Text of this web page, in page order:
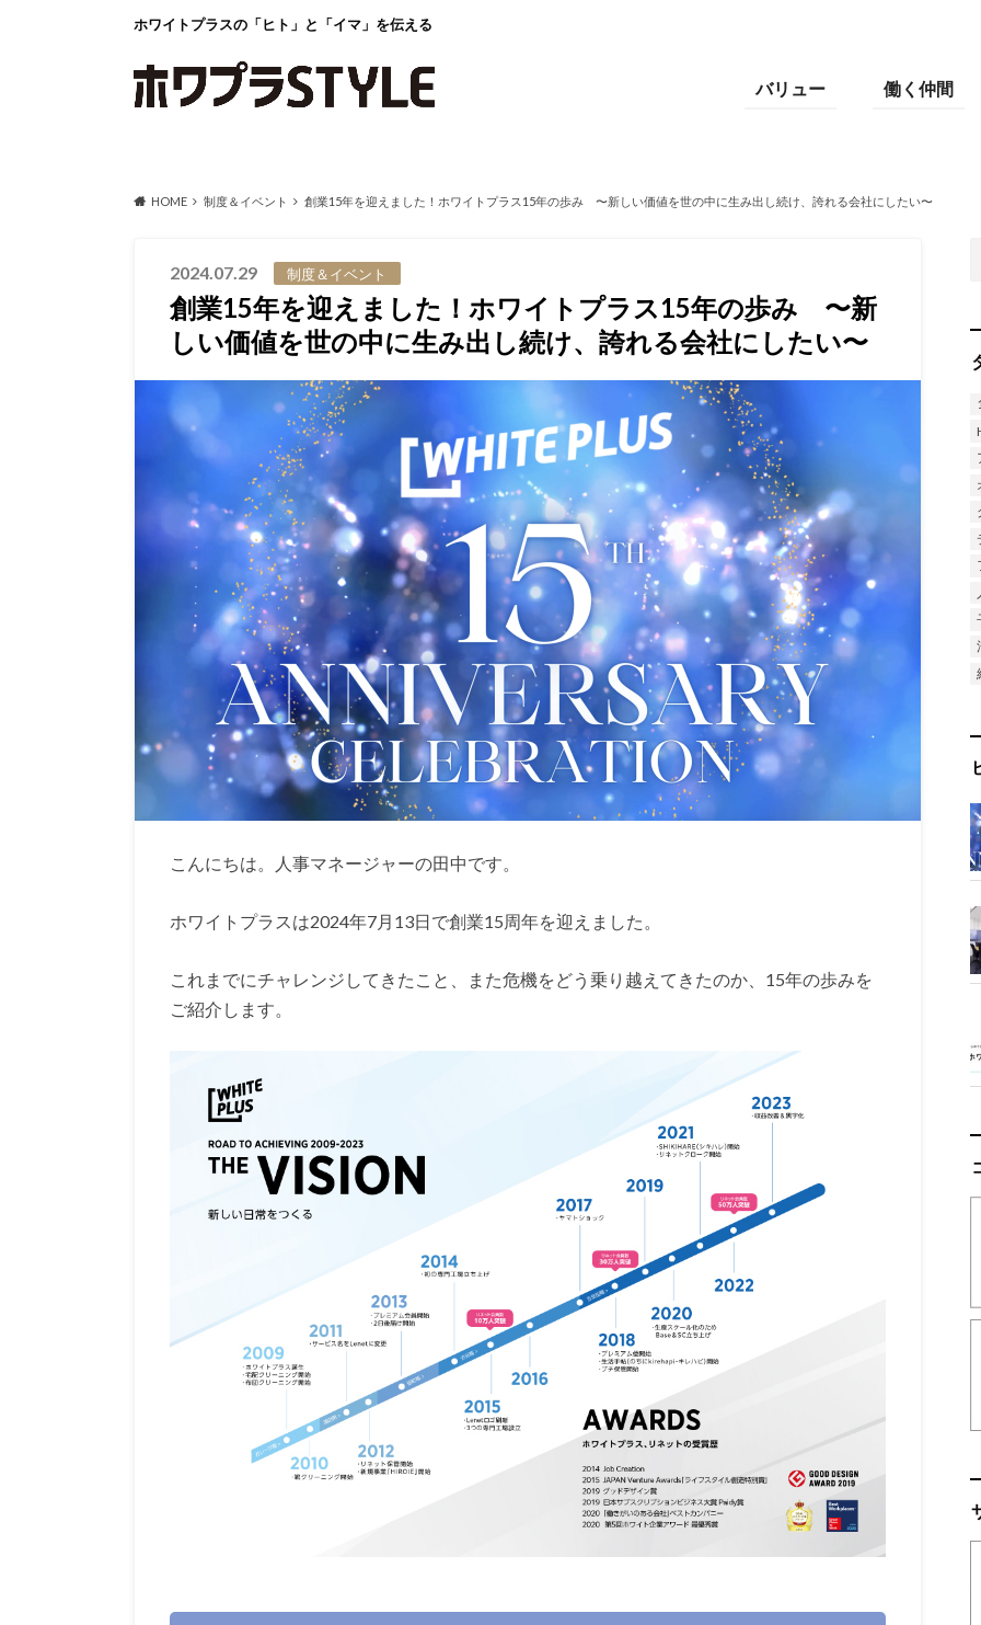
ホワイトプラスの「ヒト」と「イマ」を伝える
バリュー 働く仲間
HOME 制度＆イベント 創業15年を迎えました！ホワイトプラス15年の歩み 〜新しい価値を世の中に生み出し続け、誇れる会社にしたい〜
2024.07.29 制度＆イベント
創業15年を迎えました！ホワイトプラス15年の歩み 〜新
しい価値を世の中に生み出し続け、誇れる会社にしたい〜
こんにちは。人事マネージャーの田中です。
ホワイトプラスは2024年7月13日で創業15周年を迎えました。
これまでにチャレンジしてきたこと、また危機をどう乗り越えてきたのか、15年の歩みを
ご紹介します。